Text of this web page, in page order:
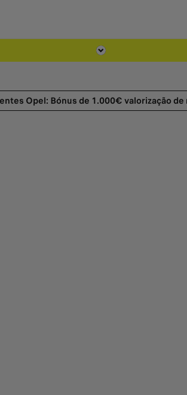
Exclusivo Clientes Opel: Bónus de 1.000€